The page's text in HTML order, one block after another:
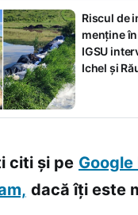
Riscul de
menține
IGSU
Ichel și
citi și pe
dacă îți este